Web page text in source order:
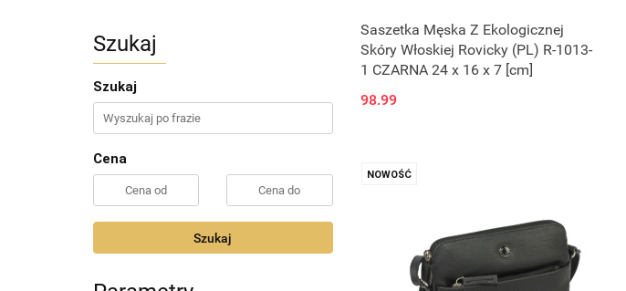
Szukaj
Szukaj
Cena
Szukaj
Saszetka Męska Z Ekologicznej
Skóry Włoskiej Rovicky (PL) R-1013-
1 CZARNA 24 x 16 x 7 [cm]
98.99
NOWOŚĆ